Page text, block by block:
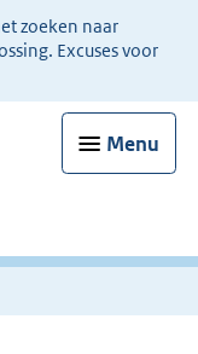
zoeken naar
Excuses voor
Menu